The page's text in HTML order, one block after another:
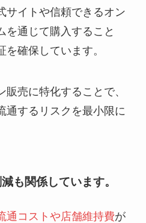
サイトや信頼できるオン
を通じて購入すること
確保しています。
売に特化することで、
通するリスクを最小限に
も関係しています。
通コストや店舗維持費が